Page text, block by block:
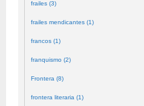
frailes (3)
frailes mendicantes (1)
francos (1)
franquismo (2)
Frontera (8)
frontera literaria (1)